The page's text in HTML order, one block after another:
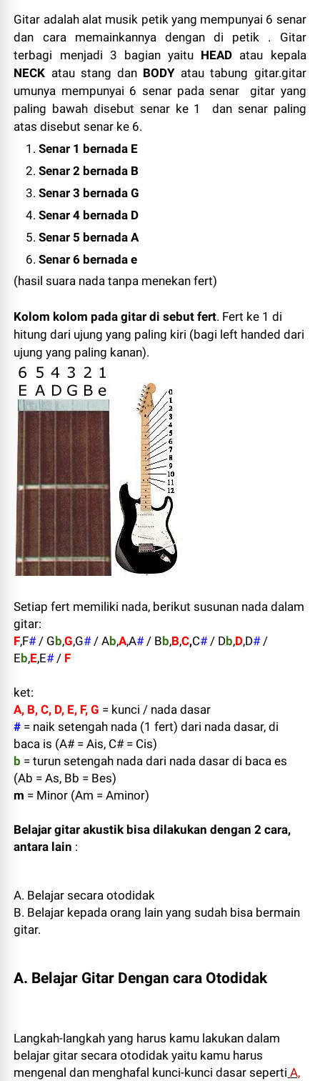
Gitar adalah alat musik petik yang mempunyai 6 senar
dan cara memainkannya dengan di petik . Gitar
terbagi menjadi 3 bagian yaitu HEAD atau kepala
NECK atau stang dan BODY atau tabung gitar.gitar
umunya mempunyai 6 senar pada senar gitar yang
paling bawah disebut senar ke 1 dan senar paling
atas disebut senar ke 6.
Senar 1 bernada E
Senar 2 bernada B
Senar 3 bernada G
Senar 4 bernada D
Senar 5 bernada A
Senar 6 bernada e
(hasil suara nada tanpa menekan fert)
Kolom kolom pada gitar di sebut fert. Fert ke 1 di
hitung dari ujung yang paling kiri (bagi left handed dari
ujung yang paling kanan).
Setiap fert memiliki nada, berikut susunan nada dalam
gitar:
F,F#/ Gb,G,G#/ Ab,A,A#/ Bb,B,C,C#/ Db,D,D#/
Eb,E,E#/ F
ket:
A, B, C, D, E, F, G = kunci / nada dasar
# = naik setengah nada (1 fert) dari nada dasar, di
baca is (A# = Ais, C# = Cis)
b = turun setengah nada dari nada dasar di baca es
(Ab = As, Bb = Bes)
m = Minor (Am = Aminor)
Belajar gitar akustik bisa dilakukan dengan 2 cara,
antara lain :
A. Belajar secara otodidak
B. Belajar kepada orang lain yang sudah bisa bermain
gitar.
A. Belajar Gitar Dengan cara Otodidak
Langkah-langkah yang harus kamu lakukan dalam
belajar gitar secara otodidak yaitu kamu harus
mengenal dan menghafal kunci-kunci dasar seperti A,